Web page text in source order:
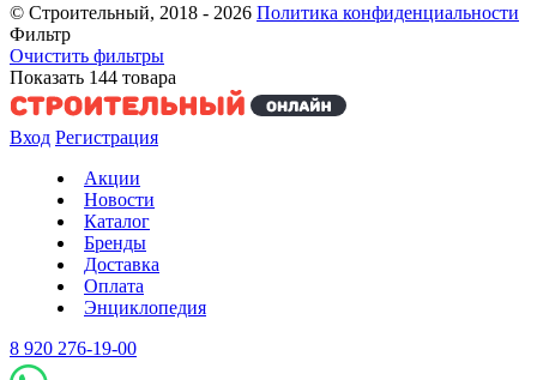
© Строительный, 2018 - 2026 Политика конфиденциальности
Фильтр
Очистить фильтры
Показать 144 товара
Вход Регистрация
Акции
Новости
Каталог
Бренды
Доставка
Оплата
Энциклопедия
8 920 276-19-00